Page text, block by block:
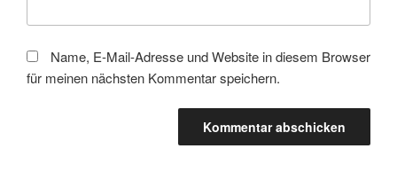
Name, E-Mail-Adresse und Website in diesem Browser
für meinen nächsten Kommentar speichern.